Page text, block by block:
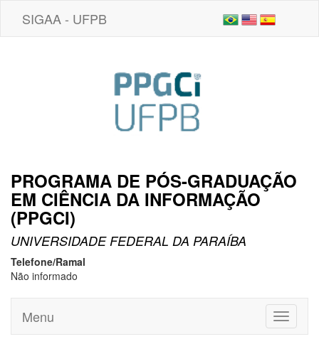
SIGAA - UFPB
PROGRAMA DE PÓS-GRADUAÇÃO
EM CIÊNCIA DA INFORMAÇÃO
(PPGCI)
UNIVERSIDADE FEDERAL DA PARAÍBA
Telefone/Ramal
Não informado
Toggle
Menu